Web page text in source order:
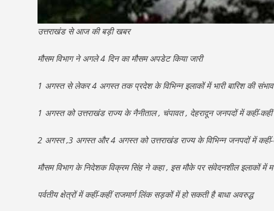
उत्तराखंड से आज की बड़ी खबर
मौसम विभाग ने अगले 4 दिन का मौसम अपडेट किया जारी
1 अगस्त से लेकर 4 अगस्त तक प्रदेश के विभिन्न इलाकों में भारी बारिश की
1 अगस्त को उत्तराखंड राज्य के नैनीताल , चंपावत , देहरादून जनपदों में कहीं-कहीं
2 अगस्त ,3 अगस्त और 4 अगस्त को उत्तराखंड राज्य के विभिन्न जनपदों में कहीं-
मौसम विभाग के निदेशक विक्रम सिंह ने कहा , इस मौके पर संवेदनशील इलाकों
पर्वतीय क्षेत्रों में कहीं-कहीं राजमार्ग लिंक सड़कों में हो सकती है बाधा अवरुद्ध